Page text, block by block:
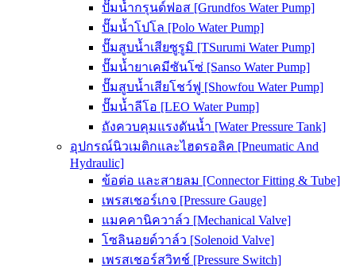
ปั๊มน้ำกรุนด์ฟอส [Grundfos Water Pump]
ปั๊มน้ำโปโล [Polo Water Pump]
ปั๊มสูบน้ำเสียซูรูมิ [TSurumi Water Pump]
ปั๊มน้ำยาเคมีซันโซ่ [Sanso Water Pump]
ปั๊มสูบน้ำเสียโชว์ฟู [Showfou Water Pump]
ปั๊มน้ำลีโอ [LEO Water Pump]
ถังควบคุมแรงดันน้ำ [Water Pressure Tank]
อุปกรณ์นิวเมติกและไฮดรอลิค [Pneumatic And
Hydraulic]
ข้อต่อ และสายลม [Connector Fitting & Tube]
เพรสเชอร์เกจ [Pressure Gauge]
แมคคานิควาล์ว [Mechanical Valve]
โซลินอยด์วาล์ว [Solenoid Valve]
เพรสเชอร์สวิทช์ [Pressure Switch]